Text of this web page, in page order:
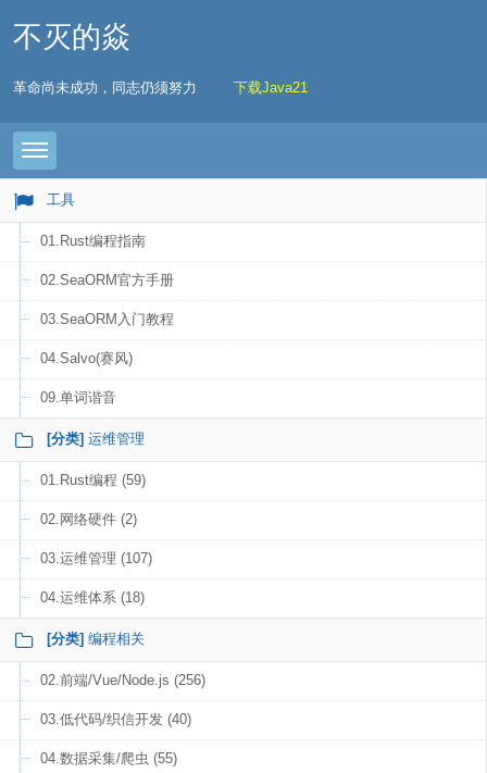
不灭的焱
革命尚未成功，同志仍须努力 下载Java21
Toggle navigation
工具
01.Rust编程指南
02.SeaORM官方手册
03.SeaORM入门教程
04.Salvo(赛风)
09.单词谐音
[分类] 运维管理
01.Rust编程 (59)
02.网络硬件 (2)
03.运维管理 (107)
04.运维体系 (18)
[分类] 编程相关
02.前端/Vue/Node.js (256)
03.低代码/织信开发 (40)
04.数据采集/爬虫 (55)